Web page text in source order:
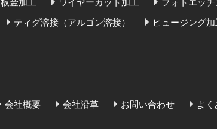
金加工 ワイヤーカット加工 フォトエッ
ティグ溶接（アルゴン溶接） ヒュージング加
会社概要 会社沿革 お問い合わせ よく